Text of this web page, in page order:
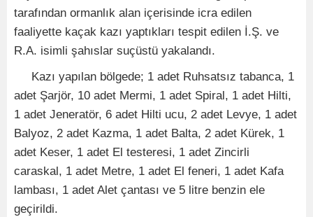
tarafından ormanlık alan içerisinde icra edilen
faaliyette kaçak kazı yaptıkları tespit edilen İ.Ş. ve
R.A. isimli şahıslar suçüstü yakalandı.
Kazı yapılan bölgede; 1 adet Ruhsatsız tabanca, 1
adet Şarjör, 10 adet Mermi, 1 adet Spiral, 1 adet Hilti,
1 adet Jeneratör, 6 adet Hilti ucu, 2 adet Levye, 1 adet
Balyoz, 2 adet Kazma, 1 adet Balta, 2 adet Kürek, 1
adet Keser, 1 adet El testeresi, 1 adet Zincirli
caraskal, 1 adet Metre, 1 adet El feneri, 1 adet Kafa
lambası, 1 adet Alet çantası ve 5 litre benzin ele
geçirildi.